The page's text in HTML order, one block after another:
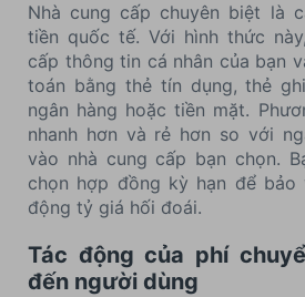
Nhà cung cấp chuyên biệt là
tiền quốc tế. Với hình thức
cấp thông tin cá nhân của bạn
toán bằng thẻ tín dụng, thẻ
ngân hàng hoặc tiền mặt.
nhanh hơn và rẻ hơn so với
vào nhà cung cấp bạn chọn.
chọn hợp đồng kỳ hạn để bảo
động tỷ giá hối đoái.
Tác động của phí
đến người dùng